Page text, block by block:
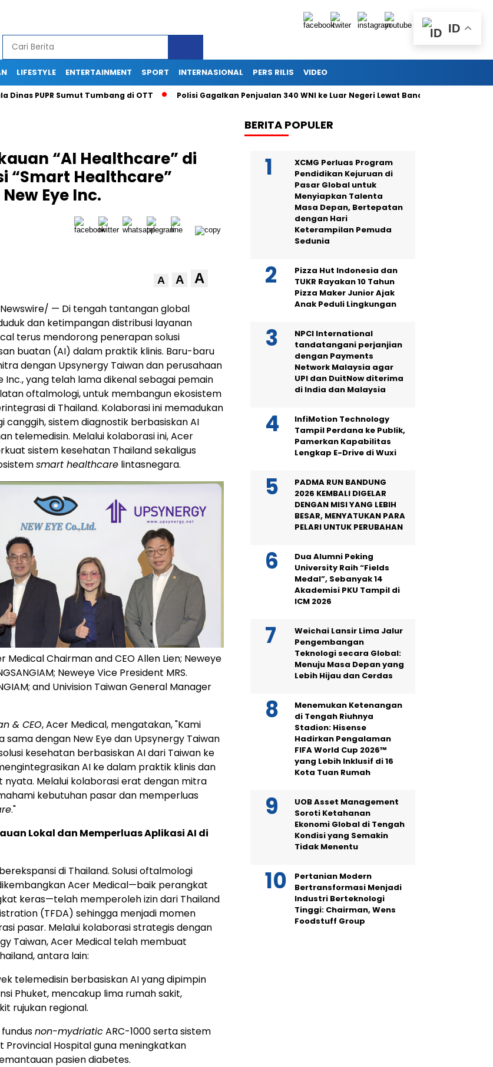
LIFESTYLE ENTERTAINMENT SPORT INTERNASIONAL PERS RILIS VIDEO
PUPR Sumut Tumbang di OTT Polisi Gagalkan Penjualan 340 WNI ke Luar Negeri Lewat Bandara Soetta
“AI Healthcare” di
“Smart Healthcare”
Eye Inc.
A A A
— Di tengah tantangan global
dan ketimpangan distribusi layanan
terus mendorong penerapan solusi
buatan (AI) dalam praktik klinis. Baru-baru
dengan Upsynergy Taiwan dan perusahaan
Inc., yang telah lama dikenal sebagai pemain
oftalmologi, untuk membangun ekosistem
di Thailand. Kolaborasi ini memadukan
sistem diagnostik berbasiskan AI
telemedisin. Melalui kolaborasi ini, Acer
sistem kesehatan Thailand sekaligus
smart healthcare lintasnegara.
Chairman and CEO Allen Lien; Neweye
Neweye Vice President MRS.
and Univision Taiwan General Manager
& CEO, Acer Medical, mengatakan, "Kami
dengan New Eye dan Upsynergy Taiwan
kesehatan berbasiskan AI dari Taiwan ke
AI ke dalam praktik klinis dan
Melalui kolaborasi erat dengan mitra
kebutuhan pasar dan memperluas
."
Lokal dan Memperluas Aplikasi AI di
di Thailand. Solusi oftalmologi
Acer Medical—baik perangkat
keras—telah memperoleh izin dari Thailand
(TFDA) sehingga menjadi momen
pasar. Melalui kolaborasi strategis dengan
Taiwan, Acer Medical telah membuat
antara lain:
telemedisin berbasiskan AI yang dipimpin
Phuket, mencakup lima rumah sakit,
rujukan regional.
non-mydriaticARC-1000 serta sistem
Provincial Hospital guna meningkatkan
pasien diabetes.
BERITA POPULER
XCMG Perluas Program
Pendidikan Kejuruan di
Pasar Global untuk
Menyiapkan Talenta
Masa Depan, Bertepatan
dengan Hari
Keterampilan Pemuda
Sedunia
Pizza Hut Indonesia dan
TUKR Rayakan 10 Tahun
Pizza Maker Junior Ajak
Anak Peduli Lingkungan
NPCI International
tandatangani perjanjian
dengan Payments
Network Malaysia agar
UPI dan DuitNow diterima
di India dan Malaysia
InfiMotion Technology
Tampil Perdana ke Publik,
Pamerkan Kapabilitas
Lengkap E-Drive di Wuxi
PADMA RUN BANDUNG
2026 KEMBALI DIGELAR
DENGAN MISI YANG LEBIH
BESAR, MENYATUKAN PARA
PELARI UNTUK PERUBAHAN
Dua Alumni Peking
University Raih “Fields
Medal”, Sebanyak 14
Akademisi PKU Tampil di
ICM 2026
Weichai Lansir Lima Jalur
Pengembangan
Teknologi secara Global:
Menuju Masa Depan yang
Lebih Hijau dan Cerdas
Menemukan Ketenangan
di Tengah Riuhnya
Stadion: Hisense
Hadirkan Pengalaman
FIFA World Cup 2026™
yang Lebih Inklusif di 16
Kota Tuan Rumah
UOB Asset Management
Soroti Ketahanan
Ekonomi Global di Tengah
Kondisi yang Semakin
Tidak Menentu
Pertanian Modern
Bertransformasi Menjadi
Industri Berteknologi
Tinggi: Chairman, Wens
Foodstuff Group
ID